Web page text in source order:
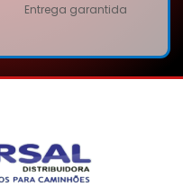
Entrega garantida